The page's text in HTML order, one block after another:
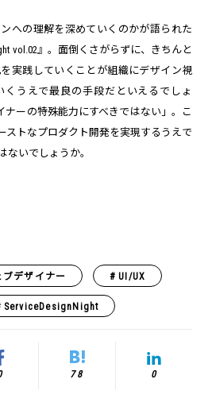
への理解を深めていくのかが語られた
vol.02』。面倒くさがらずに、きちんと
実践していくことが組織にデザイン視
くうえで最良の手段だといえるでしょ
ナーの特殊能力にすべきではない」。こ
ストなプロダクト開発を実現するうえで
ないでしょうか。
ブデザイナー UI/UX
ServiceDesignNight
78 0